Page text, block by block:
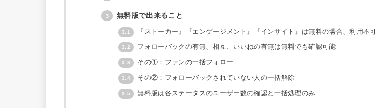
3 無料版で出来ること
3.1 『ストーカー』『エンゲージメント』『インサイト』は無料の場合、利用不可
3.2 フォローバックの有無、相互、いいねの有無は無料でも確認可能
3.3 その①：ファンの一括フォロー
3.4 その②：フォローバックされていない人の一括解除
3.5 無料版は各ステータスのユーザー数の確認と一括処理のみ